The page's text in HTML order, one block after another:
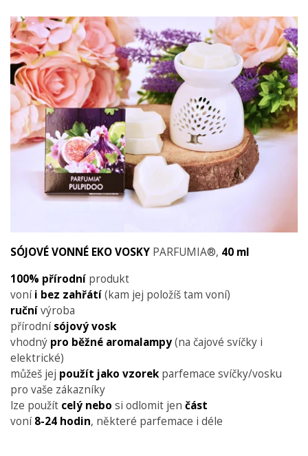
SÓJOVÉ VONNÉ EKO VOSKY PARFUMIA®, 40 ml
100% přírodní produkt
voníi bez zahřátí(kam jej položíš tam voní)
ručnívýroba
přírodnísójový vosk
vhodný pro běžné aromalampy(na čajové svíčky i
elektrické)
můžeš jej použít jako vzorekparfemace svíčky/vosku
pro vaše zákazníky
lze použít celý nebo si odlomit jen část
voní8-24 hodin, některé parfemace i déle